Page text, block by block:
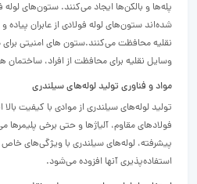
پله‌ها و بالکن‌ها ایجاد می‌کنند. ستون‌های
شده‌اند ستون‌های لوله فولادی از عابران پیاده
نقلیه محافظت می‌کنند.ستون های امنیتی
وسایل نقلیه برای محافظت از افراد،
مواد و فناوری تولید لوله‌های سیلندری
تولید لوله‌های سیلندری از موادی با کیفیت
فولادهای مقاوم، آلیاژها و حتی برخی پلیمرها
پیشرفته، لوله‌های سیلندری با ویژگی‌های
استفاده‌پذیری آنها افزوده می‌شود.